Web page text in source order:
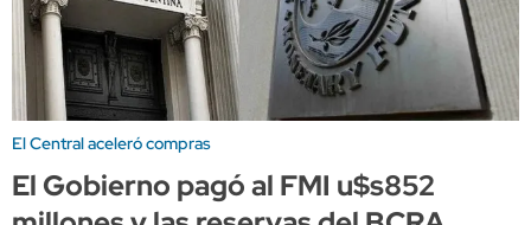
El Central aceleró compras
El Gobierno pagó al FMI u$s852